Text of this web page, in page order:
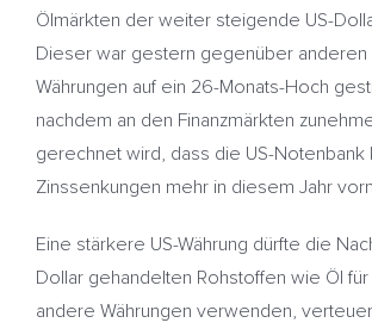
Ölmärkten der weiter steigende US-
Dieser war gestern gegenüber anderen
Währungen auf ein 26-Monats-Hoch
nachdem an den Finanzmärkten
gerechnet wird, dass die US-Notenbank
Zinssenkungen mehr in diesem Jahr
Eine stärkere US-Währung dürfte die
Dollar gehandelten Rohstoffen wie Öl für
andere Währungen verwenden,